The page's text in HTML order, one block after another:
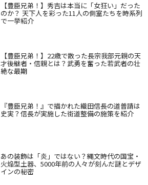
【豊臣兄弟！】秀吉は本当に「女狂い」だった
のか？ 天下人を彩った11人の側室たちを時系列
で一挙紹介
【豊臣兄弟！】22歳で散った長宗我部元親の天
才後継者・信親とは？武勇を奮った若武者の壮
絶な最期
『豊臣兄弟！』で描かれた織田信長の道普請は
史実？信長が実施した街道整備の施策を紹介
あの装飾は「炎」ではない？縄文時代の国宝・
火焔型土器、5000年前の人々が刻んだ謎とデザ
インの秘密